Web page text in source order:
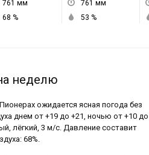
761 мм
68 %
761 мм
53 %
неделю
ожидается ясная погода без
днем от +19 до +21, ночью от +10 до
лёгкий, 3 м/с. Давление составит
68%.